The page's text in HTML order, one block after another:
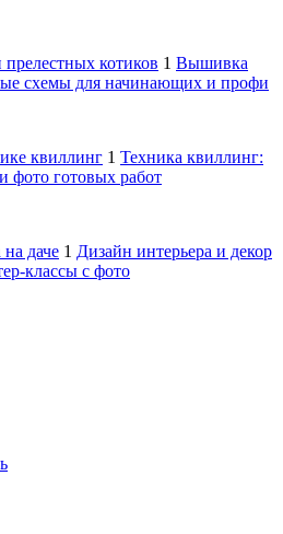
котиков 1 Вышивка
схемы для начинающих и профи
квиллинг 1 Техника квиллинг:
фото готовых работ
даче 1 Дизайн интерьера и декор
классы с фото